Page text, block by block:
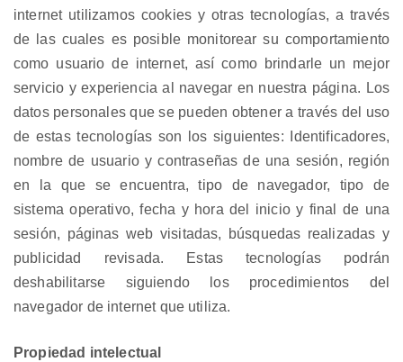
internet utilizamos cookies y otras tecnologías, a través
de las cuales es posible monitorear su comportamiento
como usuario de internet, así como brindarle un mejor
servicio y experiencia al navegar en nuestra página. Los
datos personales que se pueden obtener a través del uso
de estas tecnologías son los siguientes: Identificadores,
nombre de usuario y contraseñas de una sesión, región
en la que se encuentra, tipo de navegador, tipo de
sistema operativo, fecha y hora del inicio y final de una
sesión, páginas web visitadas, búsquedas realizadas y
publicidad revisada. Estas tecnologías podrán
deshabilitarse siguiendo los procedimientos del
navegador de internet que utiliza.
Propiedad intelectual